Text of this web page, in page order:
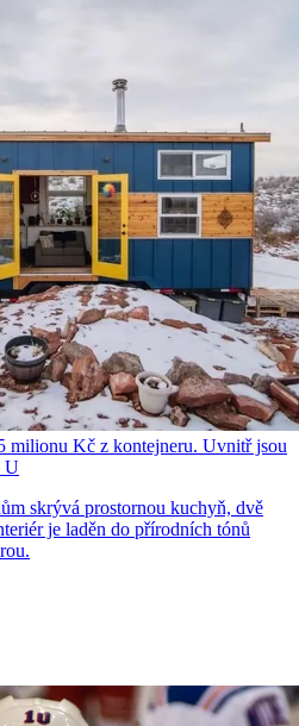
milionu Kč z kontejneru. Uvnitř jsou
U
skrývá prostornou kuchyň, dvě
je laděn do přírodních tónů